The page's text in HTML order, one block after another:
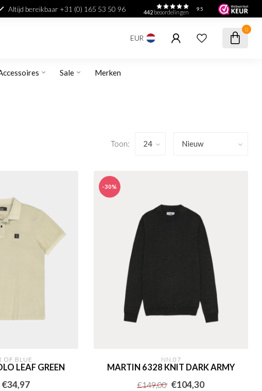
Altijd bereikbaar +31 (0) 165 53 50 96 442beoordelingen
9.5
EUR
0
Sale Merken
Toon:
OF BLUE
LEAF GREEN
€34,97
-30%
NN.07
MARTIN 6328 KNIT DARK ARMY
€149,00 €104,30